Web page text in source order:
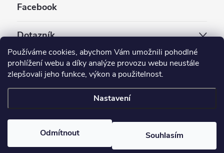
Používáme cookies, abychom Vám umožnili pohodlné
prohlížení webu a díky analýze provozu webu neustále
zlepšovali jeho funkce, výkon a použitelnost.
Nastavení
Odmítnout Souhlasím
Facebook
Dotazník
Jaký styl vapování vám vyhovuje ?
Upravit nastavení cookies